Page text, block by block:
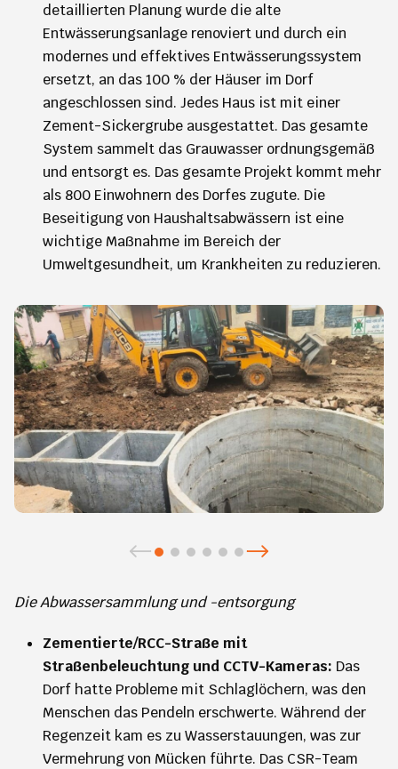
detaillierten Planung wurde die alte
Entwässerungsanlage renoviert und durch ein
modernes und effektives Entwässerungssystem
ersetzt, an das 100 % der Häuser im Dorf
angeschlossen sind. Jedes Haus ist mit einer
Zement-Sickergrube ausgestattet. Das gesamte
System sammelt das Grauwasser ordnungsgemäß
und entsorgt es. Das gesamte Projekt kommt mehr
als 800 Einwohnern des Dorfes zugute. Die
Beseitigung von Haushaltsabwässern ist eine
wichtige Maßnahme im Bereich der
Umweltgesundheit, um Krankheiten zu reduzieren.
Die Abwassersammlung und -entsorgung
Zementierte/RCC-Straße mit
Straßenbeleuchtung und CCTV-Kameras: Das
Dorf hatte Probleme mit Schlaglöchern, was den
Menschen das Pendeln erschwerte. Während der
Regenzeit kam es zu Wasserstauungen, was zur
Vermehrung von Mücken führte. Das CSR-Team